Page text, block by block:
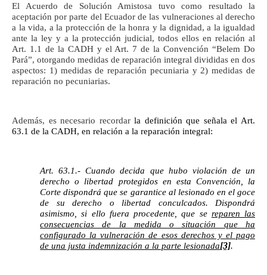
El Acuerdo de Solución Amistosa tuvo como resultado la
aceptación por parte del Ecuador de las vulneraciones al derecho
a la vida, a la protección de la honra y la dignidad, a la igualdad
ante la ley y a la protección judicial, todos ellos en relación al
Art. 1.1 de la CADH y el Art. 7 de la Convención “Belem Do
Pará”, otorgando medidas de reparación integral divididas en dos
aspectos: 1) medidas de reparación pecuniaria y 2) medidas de
reparación no pecuniarias.
Además, es necesario recordarla definición que señala el Art.
63.1 de la CADH, en relación a la reparación integral:
Art. 63.1.- Cuando decida que hubo violación de un
derecho o libertad protegidos en esta Convención, la
Corte dispondrá que se garantice al lesionado en el goce
de su derecho o libertad conculcados. Dispondrá
asimismo, si ello fuera procedente, que se reparen las
consecuencias de la medida o situación que ha
configurado la vulneración de esos derechos y el pago
de una justa indemnización a la parte lesionada[3].